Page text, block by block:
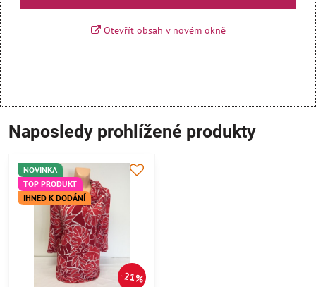
Otevřít obsah v novém okně
Naposledy prohlížené produkty
21%
NOVINKA
TOP PRODUKT
IHNED K DODÁNÍ